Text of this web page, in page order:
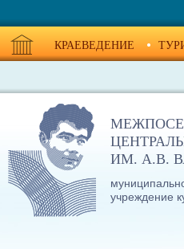
КРАЕВЕДЕНИЕ
ИМ. А.В.
учреждение